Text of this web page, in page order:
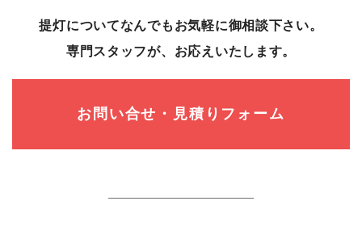
提灯についてなんでもお気軽に御相談下さい。
専⾨スタッフが、お応えいたします。
お問い合せ・見積りフォーム